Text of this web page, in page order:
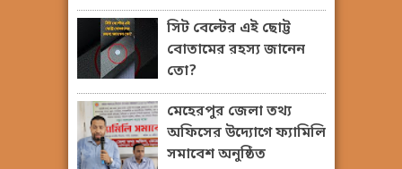
সিট বেল্টের এই ছোট্ট
বোতামের রহস্য জানেন
তো?
মেহেরপুর জেলা তথ্য
অফিসের উদ্যোগে ফ্যামিলি
সমাবেশ অনুষ্ঠিত